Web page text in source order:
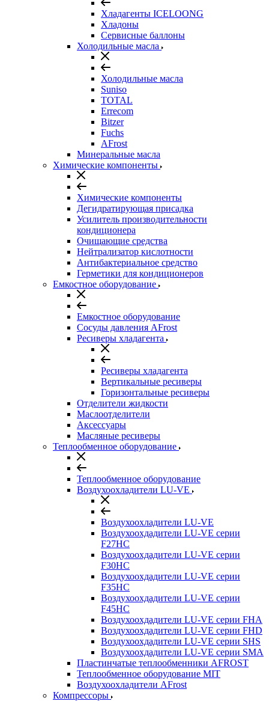
Хладагенты ICELOONG
Хладоны
Сервисные баллоны
Холодильные масла
Холодильные масла
Suniso
TOTAL
Errecom
Bitzer
Fuchs
AFrost
Минеральные масла
Химические компоненты
Химические компоненты
Дегидратирующая присадка
Усилитель производительности
кондиционера
Очищающие средства
Нейтрализатор кислотности
Антибактериальное средство
Герметики для кондиционеров
Емкостное оборудование
Емкостное оборудование
Сосуды давления AFrost
Ресиверы хладагента
Ресиверы хладагента
Вертикальные ресиверы
Горизонтальные ресиверы
Отделители жидкости
Маслоотделители
Аксессуары
Масляные ресиверы
Теплообменное оборудование
Теплообменное оборудование
Воздухоохладители LU-VE
Воздухоохладители LU-VE
Воздухоохдадители LU-VE серии
F27HC
Воздухоохдадители LU-VE серии
F30HC
Воздухоохдадители LU-VE серии
F35HC
Воздухоохдадители LU-VE серии
F45HC
Воздухоохдадители LU-VE серии FHA
Воздухоохдадители LU-VE серии FHD
Воздухоохдадители LU-VE серии SHS
Воздухоохдадители LU-VE серии SMA
Пластинчатые теплообменники AFROST
Теплообменное оборудование MIT
Воздухоохладители AFrost
Компрессоры